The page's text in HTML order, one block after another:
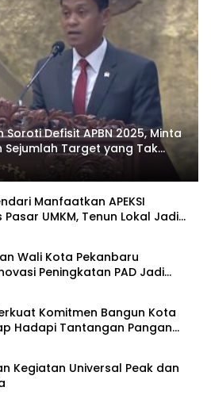
Soroti Defisit APBN 2025, Minta
Sejumlah Target yang Tak
Manfaatkan APEKSI
UMKM, Tenun Lokal Jadi
Wali Kota Pekanbaru
Peningkatan PAD Jadi
Komitmen Bangun Kota
Hadapi Tantangan Pangan
Kegiatan Universal Peak dan